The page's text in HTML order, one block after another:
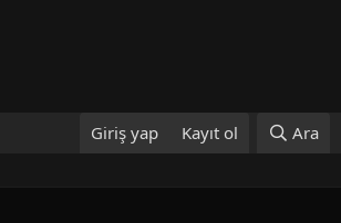
Giriş yap Kayıt ol Ara